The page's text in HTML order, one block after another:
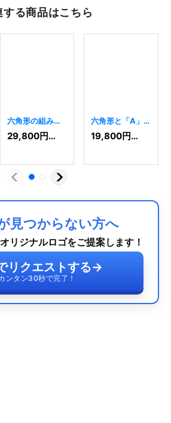
する商品はこちら
六角形の組み合
わせロゴ [6217
29,800円(税込)
六角形と「A」
を組み合わせた
ロゴ[8300]
19,800円(税込)
見つからない方へ
リジナルロゴをご提案します！
リクエストする→
ンタン30秒で完了！